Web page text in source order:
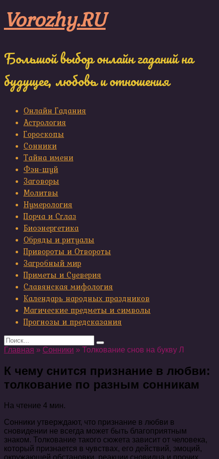
to
content
Vorozhy.RU
Большой выбор онлайн гаданий на
будущее, любовь и отношения
Онлайн Гадания
Астрология
Гороскопы
Сонники
Тайна имени
Фэн-шуй
Заговоры
Молитвы
Нумерология
Порча и Сглаз
Биоэнергетика
Обряды и ритуалы
Привороты и Отвороты
Загробный мир
Приметы и Суеверия
Славянская мифология
Календарь народных праздников
Магические предметы и символы
Прогнозы и предсказания
Search
for:
Главная » Сонники » Толкование снов на букву Л
К чему снится признание в любви:
толкование по разным сонникам
На чтение 4 мин.
Сонники утверждают, что признание в любви в
сновидении не всегда может быть благоприятным
знаком. Толкование такого сюжета зависит от человека,
который признается в чувствах, его действий, эмоций,
окружающей обстановки, реакции сновидца и прочих